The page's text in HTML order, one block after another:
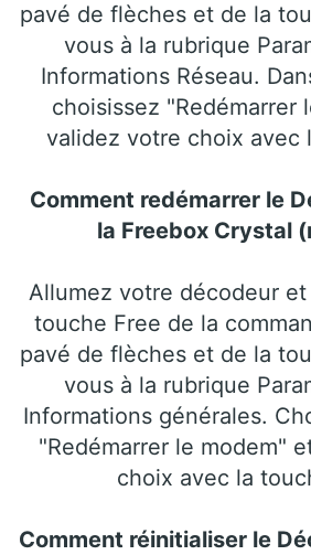
pavé de flèches et de la
vous à la rubrique
Informations Réseau.
choisissez "Redémarrer
validez votre choix avec
Comment redémarrer le
la Freebox Crystal
Allumez votre décodeur
touche Free de la
pavé de flèches et de la
vous à la rubrique
Informations générales.
"Redémarrer le modem"
choix avec la
Comment réinitialiser le